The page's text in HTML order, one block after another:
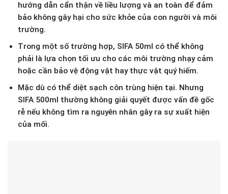
hướng dẫn cẩn thận về liều lượng và an toàn để đảm
bảo không gây hại cho sức khỏe của con người và môi
trường.
Trong một số trường hợp, SIFA 50ml có thể không
phải là lựa chọn tối ưu cho các môi trường nhạy cảm
hoặc cần bảo vệ động vật hay thực vật quý hiếm.
Mặc dù có thể diệt sạch côn trùng hiện tại. Nhưng
SIFA 500ml thường không giải quyết được vấn đề gốc
rễ nếu không tìm ra nguyên nhân gây ra sự xuất hiện
của mối.